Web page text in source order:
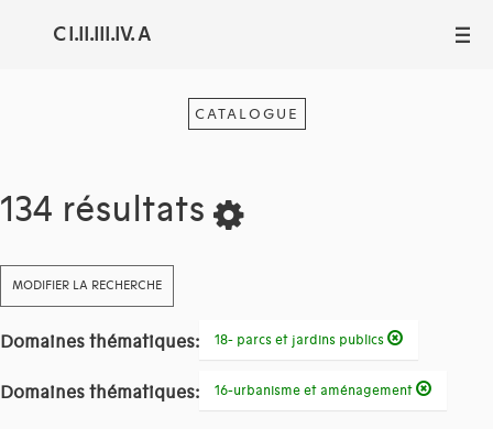
C I.II.III.IV. A III
CATALOGUE
134 résultats
MODIFIER LA RECHERCHE
Domaines thématiques: 18- parcs et jardins publics
Domaines thématiques: 16-urbanisme et aménagement